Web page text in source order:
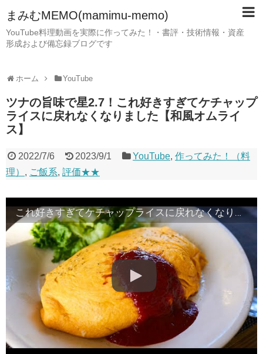
まみむMEMO(mamimu-memo)
YouTube料理動画を実際に作ってみた！・書評・技術情報・資産
形成および備忘録ブログです
ホーム YouTube
ツナの旨味で星2.7！これ好きすぎてケチャップ
ライスに戻れなくなりました【和風オムライ
ス】
2022/7/6 2023/9/1 YouTube,作ってみた！（料
理） , ご飯系, 評価★★
これ好きすぎてケチャップライスに戻れなくなりました【和風オムライス】